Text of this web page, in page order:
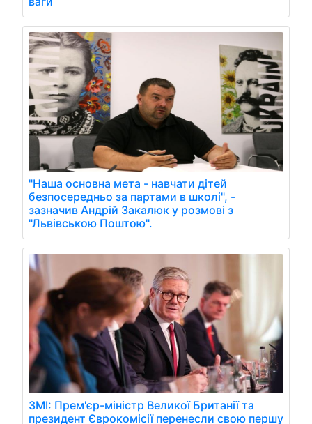
"Наша основна мета - навчати дітей
безпосередньо за партами в школі", -
зазначив Андрій Закалюк у розмові з
"Львівською Поштою".
ЗМІ: Прем'єр-міністр Великої Британії та
президент Єврокомісії перенесли свою першу